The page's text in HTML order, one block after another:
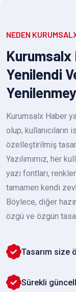
NEDEN
Kurumsalx
Yenilendi
Kurumsalx Haber
olup,
özelleştirilmiş
Yazılımımız, her
yazı fontları,
tamamen kendi
Böylece, diğer
özgü ve özgün
Tasarım size
Sürekli